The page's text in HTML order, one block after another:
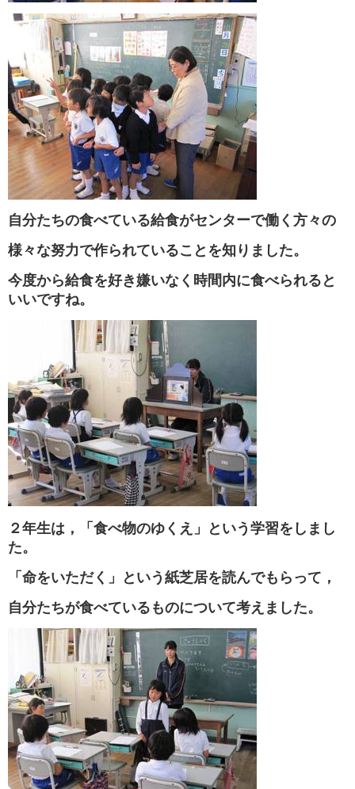
自分たちの食べている給食がセンターで働く方々の
様々な努力で作られていることを知りました。
今度から給食を好き嫌いなく時間内に食べられると
いいですね。
２年生は，「食べ物のゆくえ」という学習をしまし
た。
「命をいただく」という紙芝居を読んでもらって，
自分たちが食べているものについて考えました。